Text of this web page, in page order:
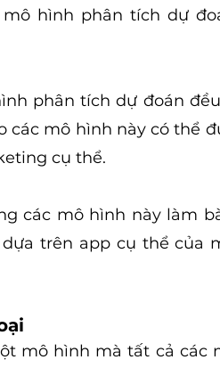
hình phân tích dự
phân tích dự đoán
các mô hình này có thể
cụ thể.
các mô hình này làm
trên app cụ thể của
mô hình mà tất cả các